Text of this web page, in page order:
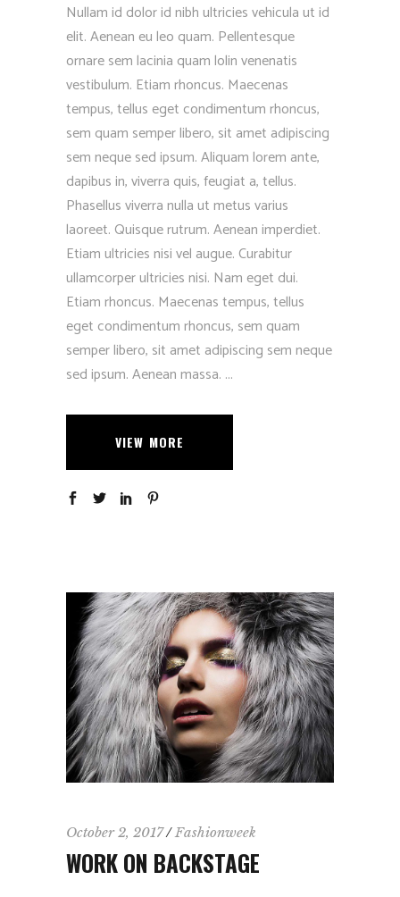
Nullam id dolor id nibh ultricies vehicula ut id
elit. Aenean eu leo quam. Pellentesque
ornare sem lacinia quam lolin venenatis
vestibulum. Etiam rhoncus. Maecenas
tempus, tellus eget condimentum rhoncus,
sem quam semper libero, sit amet adipiscing
sem neque sed ipsum. Aliquam lorem ante,
dapibus in, viverra quis, feugiat a, tellus.
Phasellus viverra nulla ut metus varius
laoreet. Quisque rutrum. Aenean imperdiet.
Etiam ultricies nisi vel augue. Curabitur
ullamcorper ultricies nisi. Nam eget dui.
Etiam rhoncus. Maecenas tempus, tellus
eget condimentum rhoncus, sem quam
semper libero, sit amet adipiscing sem neque
sed ipsum. Aenean massa.
VIEW MORE
October 2, 2017 Fashionweek
WORK ON BACKSTAGE